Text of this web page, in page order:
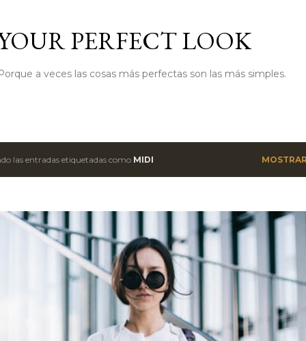
PERFECT LOOK
a veces las cosas más perfectas son las más simples.
las entradas etiquetadas como MIDI